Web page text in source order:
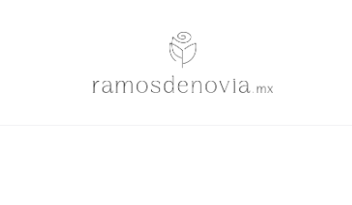
Rosas rosa viejo y blancas estilo rústico 1033